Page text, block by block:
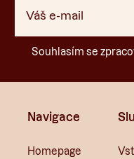
Souhlasím se
Navigace
Homepage